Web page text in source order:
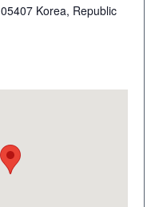
05407 Korea, Republic